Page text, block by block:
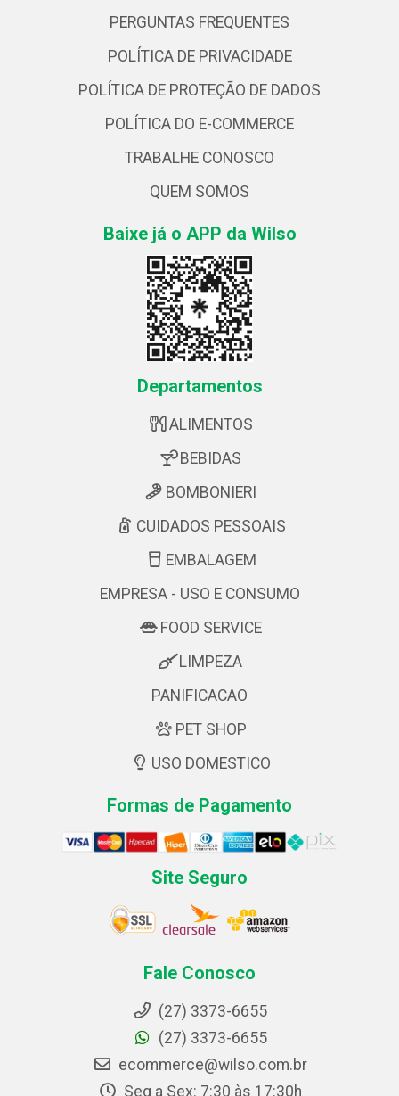
PERGUNTAS FREQUENTES
POLÍTICA DE PRIVACIDADE
POLÍTICA DE PROTEÇÃO DE DADOS
POLÍTICA DO E-COMMERCE
TRABALHE CONOSCO
QUEM SOMOS
Baixe já o APP da Wilso
Departamentos
ALIMENTOS
BEBIDAS
BOMBONIERI
CUIDADOS PESSOAIS
EMBALAGEM
EMPRESA - USO E CONSUMO
FOOD SERVICE
LIMPEZA
PANIFICACAO
PET SHOP
USO DOMESTICO
Formas de Pagamento
Site Seguro
Fale Conosco
(27) 3373-6655
(27) 3373-6655
ecommerce@wilso.com.br
Seg a Sex: 7:30 às 17:30h